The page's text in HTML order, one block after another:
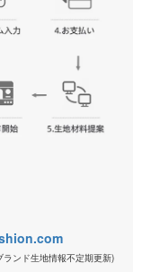
ランド生地情報不定期更新)